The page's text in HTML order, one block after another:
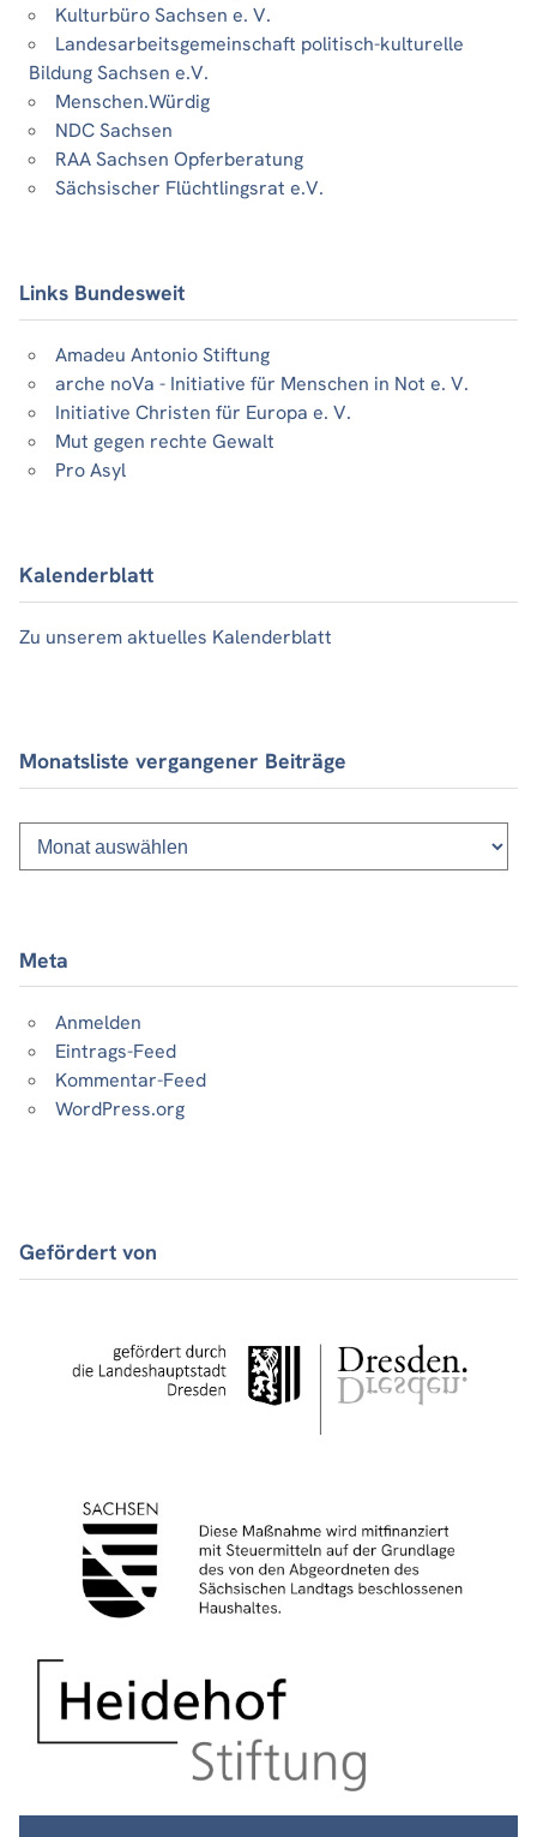
Kulturbüro Sachsen e. V.
Landesarbeitsgemeinschaft politisch-kulturelle
Bildung Sachsen e.V.
Menschen.Würdig
NDC Sachsen
RAA Sachsen Opferberatung
Sächsischer Flüchtlingsrat e.V.
Links Bundesweit
Amadeu Antonio Stiftung
arche noVa - Initiative für Menschen in Not e. V.
Initiative Christen für Europa e. V.
Mut gegen rechte Gewalt
Pro Asyl
Kalenderblatt
Zu unserem aktuelles Kalenderblatt
Monatsliste vergangener Beiträge
Monatsliste
vergangener
Beiträge
Meta
Anmelden
Eintrags-Feed
Kommentar-Feed
WordPress.org
Gefördert von